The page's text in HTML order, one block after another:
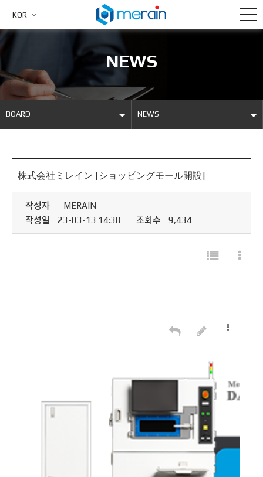
KOR
NEWS
BOARD
PRODUCTS
BOARD
NEWS
DAVID LAB
株式会社ミレイン [ショッピングモール開設]
작성자
MERAIN
작성일
23-03-13 14:38 조회수 9,434